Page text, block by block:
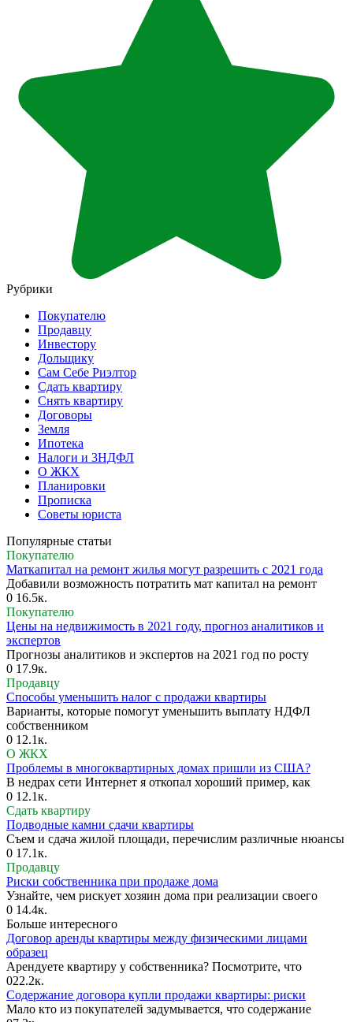
Рубрики
Покупателю
Продавцу
Инвестору
Дольщику
Сам Себе Риэлтор
Сдать квартиру
Снять квартиру
Договоры
Земля
Ипотека
Налоги и 3НДФЛ
О ЖКХ
Планировки
Прописка
Советы юриста
Популярные статьи
Покупателю
Маткапитал на ремонт жилья могут разрешить с 2021 года
Добавили возможность потратить мат капитал на ремонт
0 16.5к.
Покупателю
Цены на недвижимость в 2021 году, прогноз аналитиков и
экспертов
Прогнозы аналитиков и экспертов на 2021 год по росту
0 17.9к.
Продавцу
Способы уменьшить налог с продажи квартиры
Варианты, которые помогут уменьшить выплату НДФЛ
собственником
0 12.1к.
О ЖКХ
Проблемы в многоквартирных домах пришли из США?
В недрах сети Интернет я откопал хороший пример, как
0 12.1к.
Сдать квартиру
Подводные камни сдачи квартиры
Съем и сдача жилой площади, перечислим различные нюансы
0 17.1к.
Продавцу
Риски собственника при продаже дома
Узнайте, чем рискует хозяин дома при реализации своего
0 14.4к.
Больше интересного
Договор аренды квартиры между физическими лицами
образец
Арендуете квартиру у собственника? Посмотрите, что
022.2к.
Содержание договора купли продажи квартиры: риски
Мало кто из покупателей задумывается, что содержание